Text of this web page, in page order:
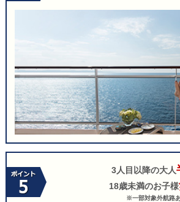
3人目以降の大人
18歳未満のお子様
※一部対象外航路